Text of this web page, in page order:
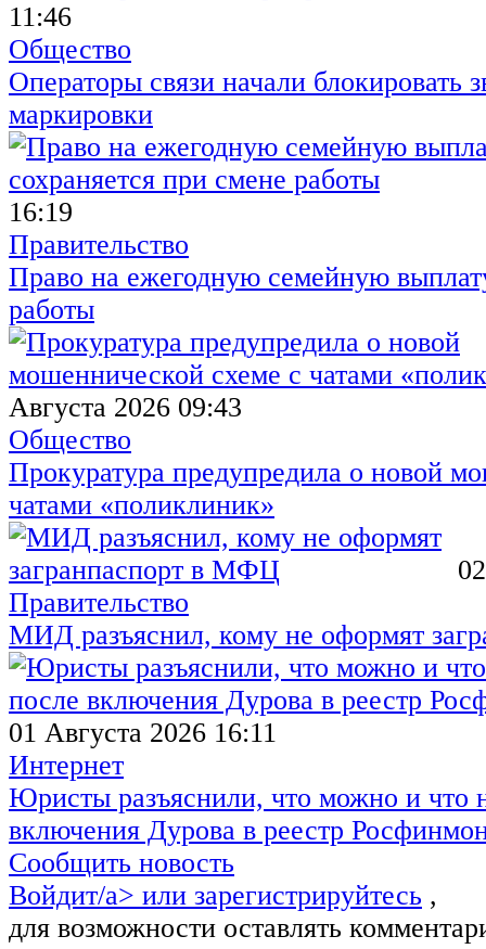
11:46
Общество
Операторы связи начали блокировать
маркировки
16:19
Правительство
Право на ежегодную семейную
работы
Августа 2026 09:43
Общество
Прокуратура предупредила о новой
чатами «поликлиник»
Правительство
МИД разъяснил, кому не оформят
01 Августа 2026 16:11
Интернет
Юристы разъяснили, что можно и что
включения Дурова в реестр
Сообщить новость
Войдит/a> или зарегистрируйтесь ,
для возможности оставлять